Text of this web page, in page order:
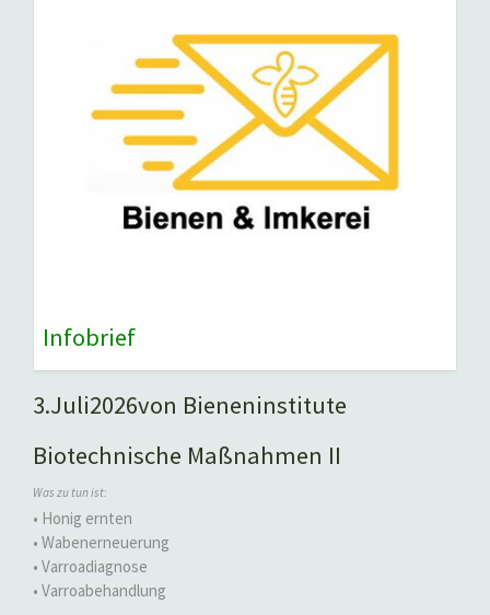
Infobrief
3.Juli2026von Bieneninstitute
Biotechnische Maßnahmen II
Was zu tun ist:
• Honig ernten
• Wabenerneuerung
• Varroadiagnose
• Varroabehandlung